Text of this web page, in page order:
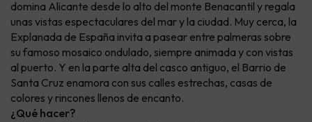
domina Alicante desde lo alto del monte Benacantil y regala
unas vistas espectaculares del mar y la ciudad. Muy cerca, la
Explanada de España invita a pasear entre palmeras sobre
su famoso mosaico ondulado, siempre animada y con vistas
al puerto. Y en la parte alta del casco antiguo, el Barrio de
Santa Cruz enamora con sus calles estrechas, casas de
colores y rincones llenos de encanto.
¿Qué hacer?